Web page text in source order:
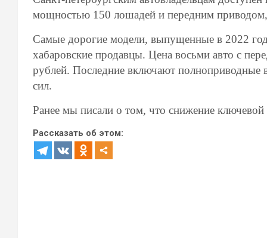
мощностью 150 лошадей и передним
Самые дорогие модели, выпущенные в 2022
хабаровские продавцы. Цена восьми авто с
рублей. Последние включают
сил.
Ранее мы писали о том, что снижение
Рассказать об этом: